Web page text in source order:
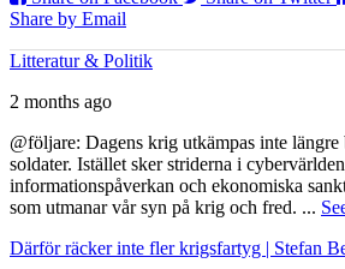
Share by Email
Litteratur & Politik
2 months ago
@följare: Dagens krig utkämpas inte längre
soldater. Istället sker striderna i
informationspåverkan och ekonomiska
som utmanar vår syn på krig och fred. ...
Därför räcker inte fler krigsfartyg | Stefan